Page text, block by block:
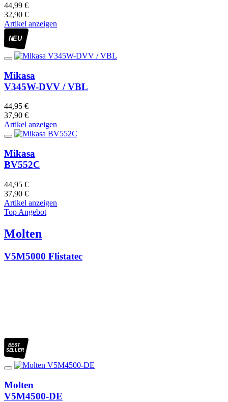
44,99 €
32,90 €
Artikel anzeigen
NEU
Mikasa
V345W-DVV / VBL
44,95 €
37,90 €
Artikel anzeigen
Mikasa
BV552C
44,95 €
37,90 €
Artikel anzeigen
Top Angebot
Molten
V5M5000 Flistatec
BEST
SELLER
Molten
V5M4500-DE